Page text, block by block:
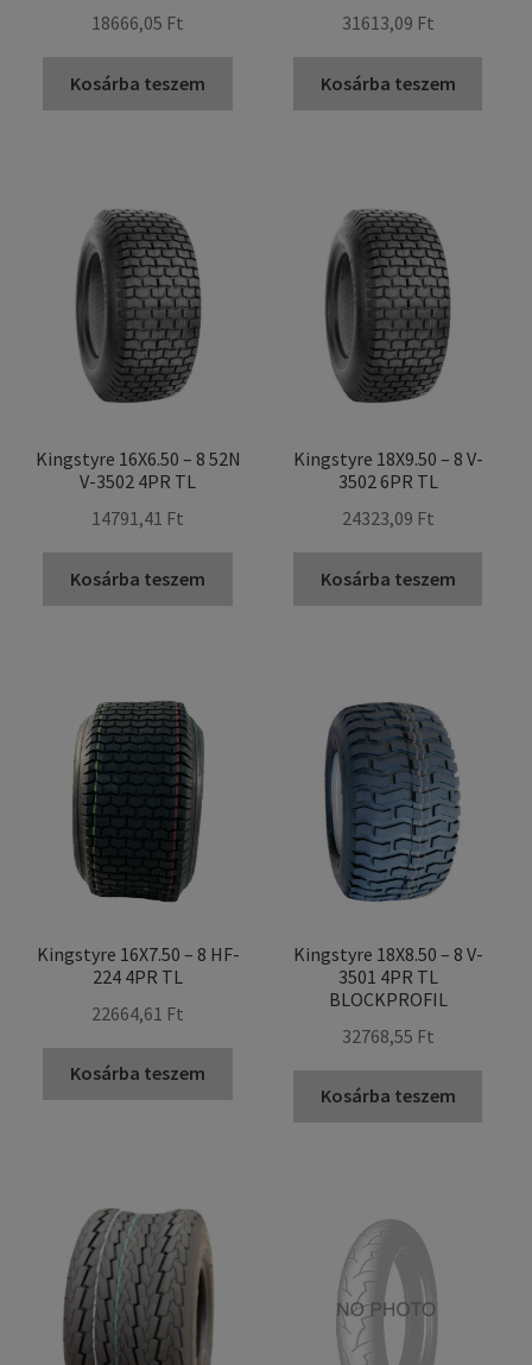
18666,05 Ft
Kosárba teszem
31613,09 Ft
Kosárba teszem
Kingstyre 16X6.50 – 8 52N
V-3502 4PR TL
14791,41 Ft
Kosárba teszem
Kingstyre 18X9.50 – 8 V-
3502 6PR TL
24323,09 Ft
Kosárba teszem
Kingstyre 16X7.50 – 8 HF-
224 4PR TL
22664,61 Ft
Kosárba teszem
Kingstyre 18X8.50 – 8 V-
3501 4PR TL
BLOCKPROFIL
32768,55 Ft
Kosárba teszem